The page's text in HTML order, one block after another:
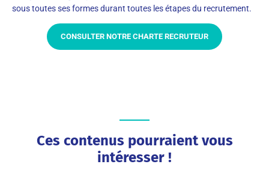
sous toutes ses formes durant toutes les étapes du recrutement.
CONSULTER NOTRE CHARTE RECRUTEUR
Ces contenus pourraient vous
intéresser !